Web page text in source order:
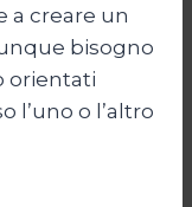
a creare un
bisogno
orientati
l’uno o l’altro